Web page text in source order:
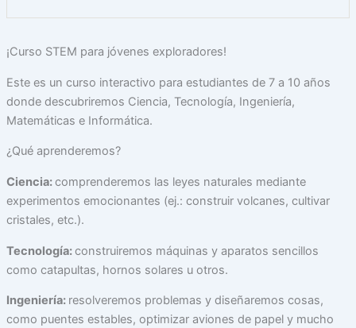
¡Curso STEM para jóvenes exploradores!
Este es un curso interactivo para estudiantes de 7 a 10 años
donde descubriremos Ciencia, Tecnología, Ingeniería,
Matemáticas e Informática.
¿Qué aprenderemos?
Ciencia: comprenderemos las leyes naturales mediante
experimentos emocionantes (ej.: construir volcanes, cultivar
cristales, etc.).
Tecnología: construiremos máquinas y aparatos sencillos
como catapultas, hornos solares u otros.
Ingeniería: resolveremos problemas y diseñaremos cosas,
como puentes estables, optimizar aviones de papel y mucho